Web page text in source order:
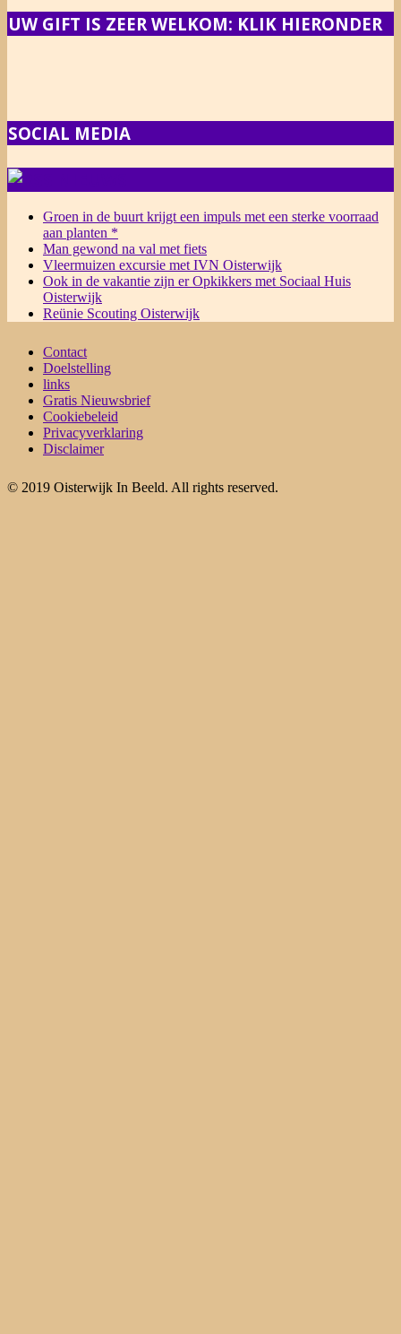
UW GIFT IS ZEER WELKOM: KLIK HIERONDER
SOCIAL MEDIA
Groen in de buurt krijgt een impuls met een sterke voorraad
aan planten *
Man gewond na val met fiets
Vleermuizen excursie met IVN Oisterwijk
Ook in de vakantie zijn er Opkikkers met Sociaal Huis
Oisterwijk
Reünie Scouting Oisterwijk
Contact
Doelstelling
links
Gratis Nieuwsbrief
Cookiebeleid
Privacyverklaring
Disclaimer
© 2019 Oisterwijk In Beeld. All rights reserved.